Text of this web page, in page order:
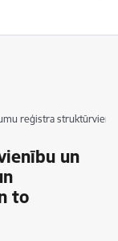
reģistra
un
to